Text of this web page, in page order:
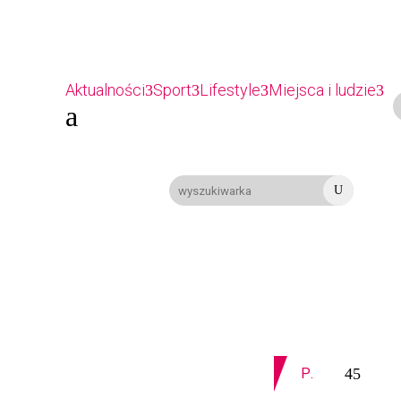
Aktualności Sport Lifestyle Miejsca i ludzie
a
U
MIASTO. Znika kebabowy ,,pałacyk”